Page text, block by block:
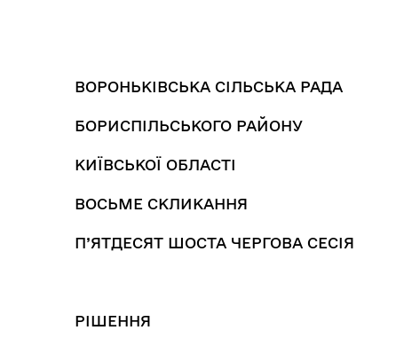
ВОРОНЬКІВСЬКА СІЛЬСЬКА РАДА
БОРИСПІЛЬСЬКОГО РАЙОНУ
КИЇВСЬКОЇ ОБЛАСТІ
ВОСЬМЕ СКЛИКАННЯ
П’ЯТДЕСЯТ ШОСТА ЧЕРГОВА СЕСІЯ
РІШЕННЯ